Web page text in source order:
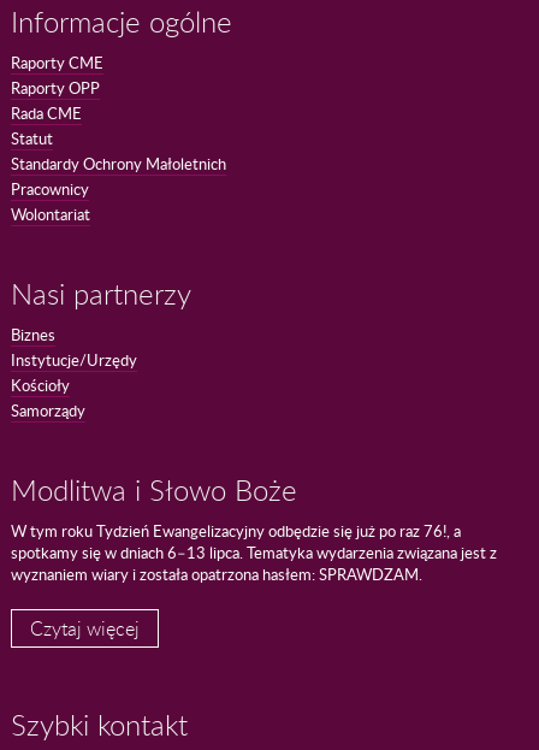
Informacje ogólne
Raporty CME
Raporty OPP
Rada CME
Statut
Standardy Ochrony Małoletnich
Pracownicy
Wolontariat
Nasi partnerzy
Biznes
Instytucje/Urzędy
Kościoły
Samorządy
Modlitwa i Słowo Boże
W tym roku Tydzień Ewangelizacyjny odbędzie się już po raz 76!, a
spotkamy się w dniach 6–13 lipca. Tematyka wydarzenia związana jest z
wyznaniem wiary i została opatrzona hasłem: SPRAWDZAM.
Czytaj więcej
Szybki kontakt